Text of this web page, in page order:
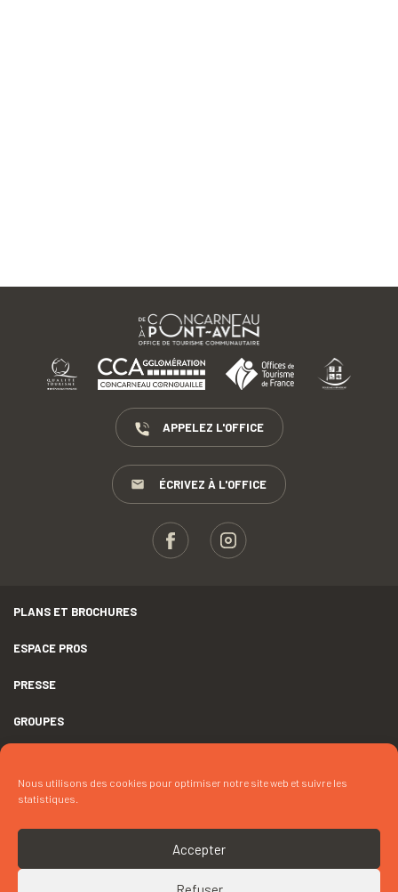
Nous utilisons des cookies pour optimiser notre site web et suivre les
statistiques.
Accepter
APPELEZ L'OFFICE
ÉCRIVEZ À L'OFFICE
PLANS ET BROCHURES
ESPACE PROS
PRESSE
GROUPES
DÉCLARATION D’ACCESSIBILITÉ
CRÉDITS
COOKIES